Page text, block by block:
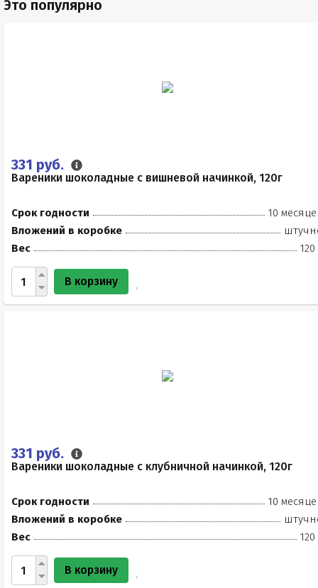
Это популярно
331 руб.
Вареники шоколадные с вишневой начинкой, 120г
Срок годности
10
Вложений в коробке
Вес
120
В корзину
331 руб.
Вареники шоколадные с клубничной начинкой, 120г
Срок годности
10
Вложений в коробке
Вес
120
В корзину